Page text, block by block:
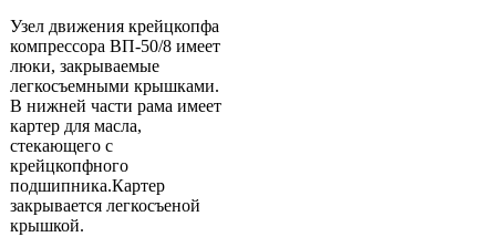
Узел движения крейцкопфа
компрессора ВП-50/8 имеет
люки, закрываемые
легкосъемными крышками.
В нижней части рама имеет
картер для масла,
стекающего с
крейцкопфного
подшипника.Картер
закрывается легкосъеной
крышкой.